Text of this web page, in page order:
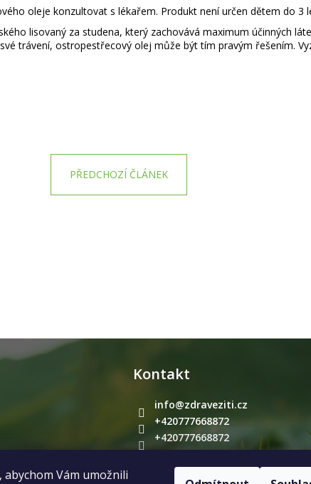
abychom Vám umožnili
oleje konzultovat s lékařem. Produkt není určen dětem do 3
lisovaný za studena, který zachovává maximum účinných
trávení, ostropestřecový olej může být tím pravým řešením.
PŘEDCHOZÍ ČLÁNEK
na Instagramu
Kontakt
info@zdraveziti.cz
+420777668872
+420777668872
zdrave.ziti